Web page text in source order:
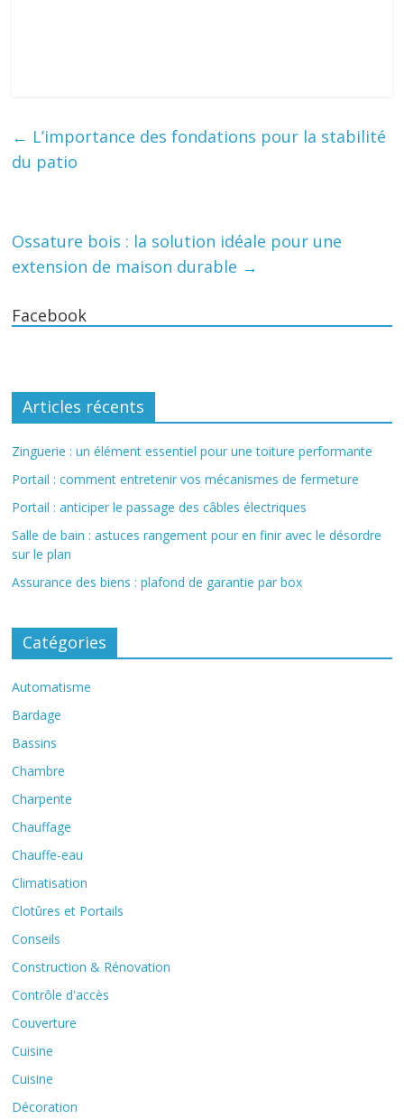
← L’importance des fondations pour la stabilité
du patio
Ossature bois : la solution idéale pour une
extension de maison durable →
Facebook
Articles récents
Zinguerie : un élément essentiel pour une toiture performante
Portail : comment entretenir vos mécanismes de fermeture
Portail : anticiper le passage des câbles électriques
Salle de bain : astuces rangement pour en finir avec le désordre
sur le plan
Assurance des biens : plafond de garantie par box
Catégories
Automatisme
Bardage
Bassins
Chambre
Charpente
Chauffage
Chauffe-eau
Climatisation
Clotûres et Portails
Conseils
Construction & Rénovation
Contrôle d'accès
Couverture
Cuisine
Cuisine
Décoration